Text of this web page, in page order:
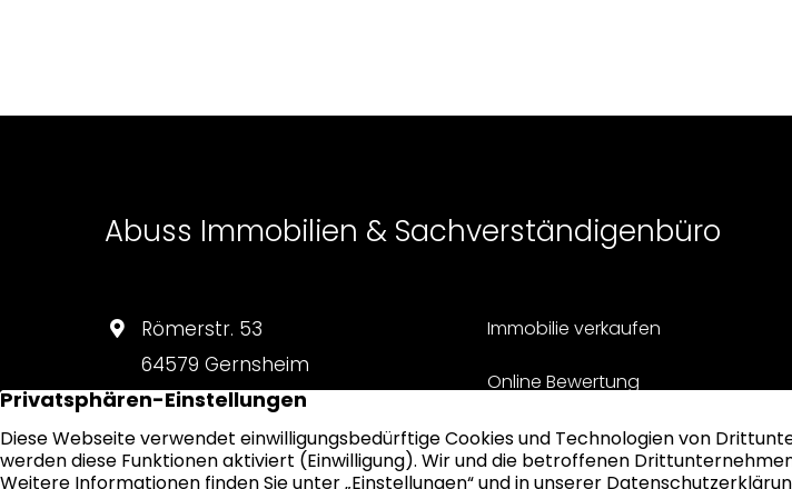
Abuss Immobilien & Sachverständigenbüro
Römerstr. 53
64579 Gernsheim
06258 90 59 591
info@abuss-immobilien.de
Immobilie verkaufen
Online Bewertung
Diskreter Verkauf